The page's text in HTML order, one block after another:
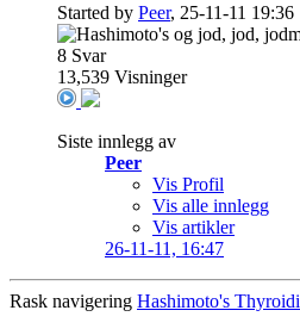
Started by Peer, 25-11-11 19:36
8 Svar
13,539 Visninger
Siste innlegg av
Peer
Vis Profil
Vis alle innlegg
Vis artikler
26-11-11, 16:47
Rask navigering Hashimoto's